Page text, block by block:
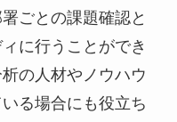
ごとの課題確認と
に行うことができ
の人材やノウハウ
る場合にも役立ち